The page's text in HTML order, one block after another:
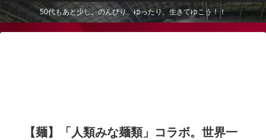
50代もあと少し。のんびり、ゆったり、生きてゆこう！！
【麺】「人類みな麺類」コラボ。世界一